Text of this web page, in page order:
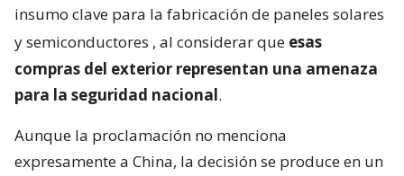
insumo clave para la fabricación de paneles solares
y semiconductores , al considerar que esas
compras del exterior representan una amenaza
para la seguridad nacional.
Aunque la proclamación no menciona
expresamente a China, la decisión se produce en un